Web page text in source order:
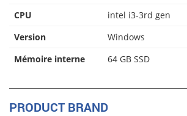
CPU
intel i3-3rd gen
Version
Windows
Mémoire interne
64 GB SSD
PRODUCT BRAND